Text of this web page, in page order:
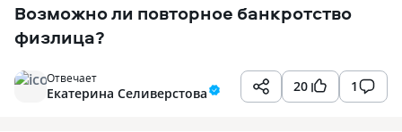
Возможно ли повторное банкротство
физлица?
20 1
Отвечает
Екатерина Селиверстова